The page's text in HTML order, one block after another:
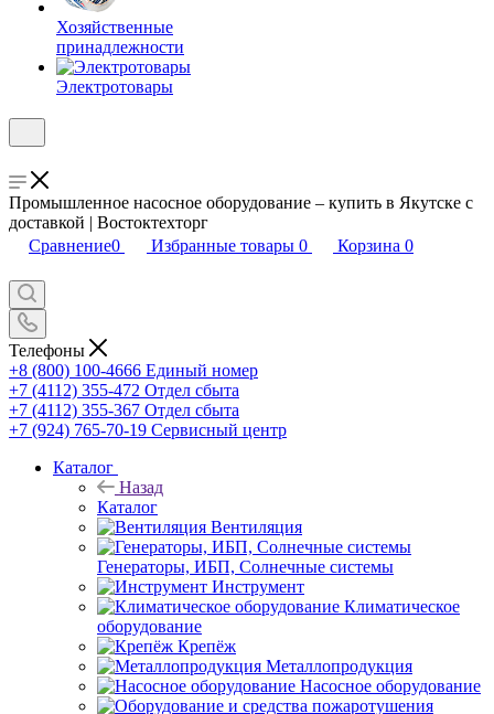
Хозяйственные
принадлежности
Электротовары
Промышленное насосное оборудование – купить в Якутске с
доставкой | Востоктехторг
Сравнение0 Избранные товары 0 Корзина 0
Телефоны
+8 (800) 100-4666 Единый номер
+7 (4112) 355-472 Отдел сбыта
+7 (4112) 355-367 Отдел сбыта
+7 (924) 765-70-19 Сервисный центр
Каталог
Назад
Каталог
Вентиляция
Генераторы, ИБП, Солнечные системы
Инструмент
Климатическое
оборудование
Крепёж
Металлопродукция
Насосное оборудование